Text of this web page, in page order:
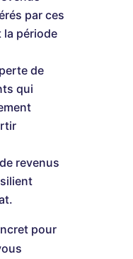
par ces
la période
de
qui
revenus
pour